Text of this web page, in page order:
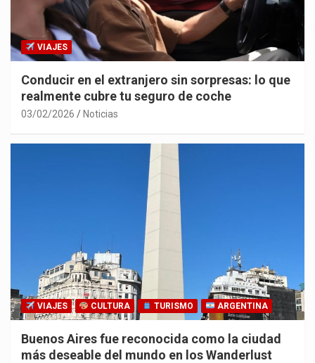
VIAJES
Conducir en el extranjero sin sorpresas: lo que
realmente cubre tu seguro de coche
03/02/2026 Noticias
VIAJES CULTURA TURISMO ARGENTINA
Buenos Aires fue reconocida como la ciudad
más deseable del mundo en los Wanderlust